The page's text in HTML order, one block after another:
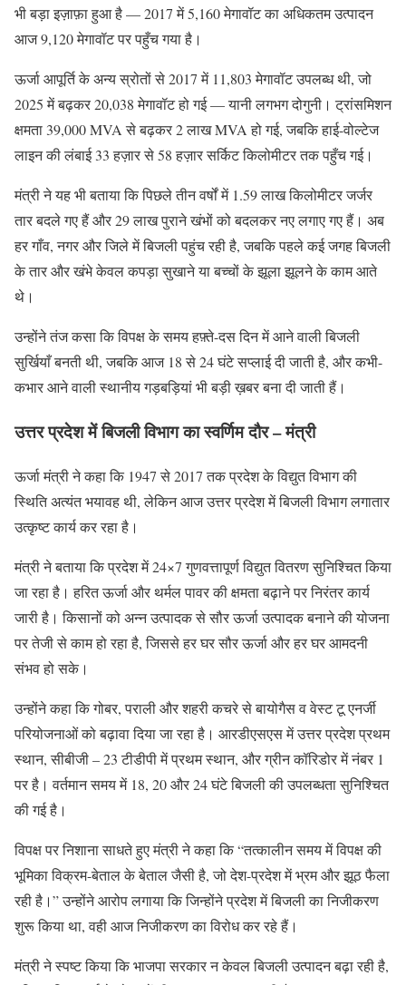
भी बड़ा इज़ाफ़ा हुआ है — 2017 में 5,160 मेगावॉट का अधिकतम उत्पादन
आज 9,120 मेगावॉट पर पहुँच गया है।
ऊर्जा आपूर्ति के अन्य स्रोतों से 2017 में 11,803 मेगावॉट उपलब्ध थी, जो
2025 में बढ़कर 20,038 मेगावॉट हो गई — यानी लगभग दोगुनी। ट्रांसमिशन
क्षमता 39,000 MVA से बढ़कर 2 लाख MVA हो गई, जबकि हाई-वोल्टेज
लाइन की लंबाई 33 हज़ार से 58 हज़ार सर्किट किलोमीटर तक पहुँच गई।
मंत्री ने यह भी बताया कि पिछले तीन वर्षों में 1.59 लाख किलोमीटर जर्जर
तार बदले गए हैं और 29 लाख पुराने खंभों को बदलकर नए लगाए गए हैं। अब
हर गाँव, नगर और जिले में बिजली पहुंच रही है, जबकि पहले कई जगह बिजली
के तार और खंभे केवल कपड़ा सुखाने या बच्चों के झूला झूलने के काम आते
थे।
उन्होंने तंज कसा कि विपक्ष के समय हफ़्ते-दस दिन में आने वाली बिजली
सुर्खियाँ बनती थी, जबकि आज 18 से 24 घंटे सप्लाई दी जाती है, और कभी-
कभार आने वाली स्थानीय गड़बड़ियां भी बड़ी ख़बर बना दी जाती हैं।
उत्तर प्रदेश में बिजली विभाग का स्वर्णिम दौर – मंत्री
ऊर्जा मंत्री ने कहा कि 1947 से 2017 तक प्रदेश के विद्युत विभाग की
स्थिति अत्यंत भयावह थी, लेकिन आज उत्तर प्रदेश में बिजली विभाग लगातार
उत्कृष्ट कार्य कर रहा है।
मंत्री ने बताया कि प्रदेश में 24×7 गुणवत्तापूर्ण विद्युत वितरण सुनिश्चित किया
जा रहा है। हरित ऊर्जा और थर्मल पावर की क्षमता बढ़ाने पर निरंतर कार्य
जारी है। किसानों को अन्न उत्पादक से सौर ऊर्जा उत्पादक बनाने की योजना
पर तेजी से काम हो रहा है, जिससे हर घर सौर ऊर्जा और हर घर आमदनी
संभव हो सके।
उन्होंने कहा कि गोबर, पराली और शहरी कचरे से बायोगैस व वेस्ट टू एनर्जी
परियोजनाओं को बढ़ावा दिया जा रहा है। आरडीएसएस में उत्तर प्रदेश प्रथम
स्थान, सीबीजी – 23 टीडीपी में प्रथम स्थान, और ग्रीन कॉरिडोर में नंबर 1
पर है। वर्तमान समय में 18, 20 और 24 घंटे बिजली की उपलब्धता सुनिश्चित
की गई है।
विपक्ष पर निशाना साधते हुए मंत्री ने कहा कि “तत्कालीन समय में विपक्ष की
भूमिका विक्रम-बेताल के बेताल जैसी है, जो देश-प्रदेश में भ्रम और झूठ फैला
रही है।” उन्होंने आरोप लगाया कि जिन्होंने प्रदेश में बिजली का निजीकरण
शुरू किया था, वही आज निजीकरण का विरोध कर रहे हैं।
मंत्री ने स्पष्ट किया कि भाजपा सरकार न केवल बिजली उत्पादन बढ़ा रही है,